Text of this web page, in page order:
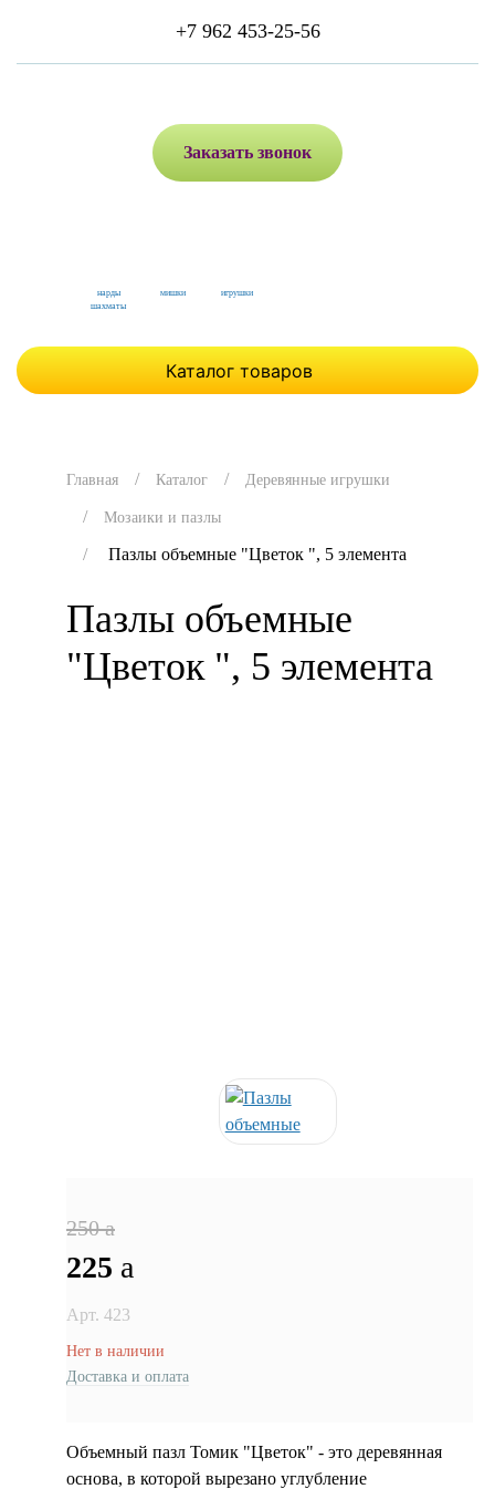
+7 962 453-25-56
Заказать звонок
нарды
шахматы
мишки игрушки
Каталог товаров
Главная Каталог Деревянные игрушки
Мозаики и пазлы
Пазлы объемные "Цветок ", 5 элемента
Пазлы объемные
"Цветок ", 5 элемента
250a
225 a
Арт. 423
Нет в наличии
Доставка и оплата
Объемный пазл Томик "Цветок" - это деревянная
основа, в которой вырезано углубление